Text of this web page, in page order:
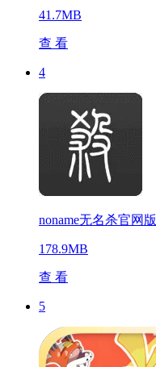
41.7MB
查 看
4
noname无名杀官网版
178.9MB
查 看
5